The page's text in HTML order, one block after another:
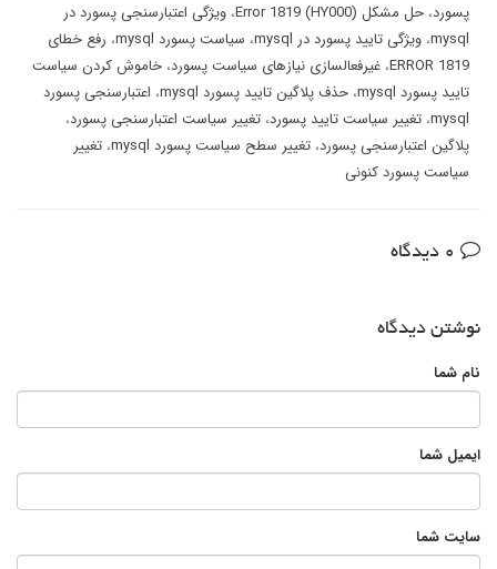
پسورد، حل مشکل Error 1819 (HY000) ، ویژگی اعتبارسنجی پسورد در
mysql، ویژگی تایید پسورد در mysql ، سیاست پسورد mysql ، رفع خطای
ERROR 1819، غیرفعالسازی نیازهای سیاست پسورد، خاموش کردن سیاست
تایید پسورد mysql
، حذف پلاگین تایید پسورد mysql ، اعتبارسنجی پسورد
mysql، تغییر سیاست تایید پسورد، تغییر سیاست اعتبارسنجی پسورد،
پلاگین اعتبارسنجی پسورد، تغییر سطح سیاست پسورد mysql ، تغییر
سیاست پسورد کنونی
نوشتن دیدگاه
نام شما
ایمیل شما
سایت شما